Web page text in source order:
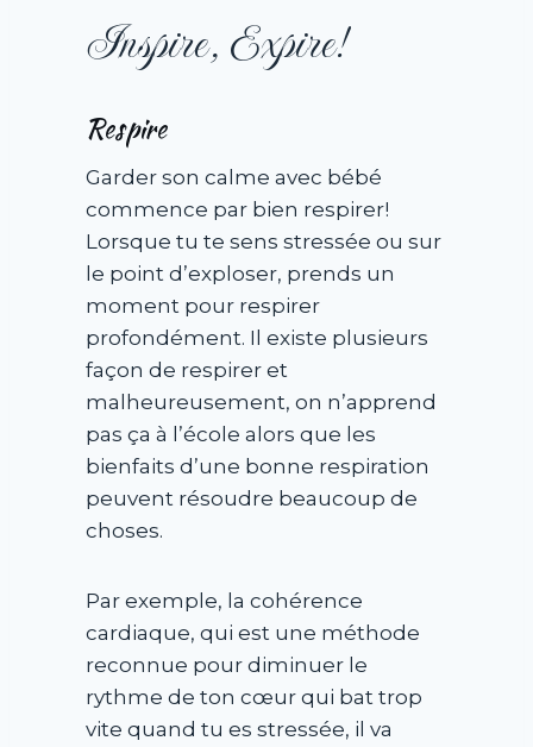
Inspire, Expire!
Respire
Garder son calme avec bébé
commence par bien respirer!
Lorsque tu te sens stressée ou sur
le point d’exploser, prends un
moment pour respirer
profondément. Il existe plusieurs
façon de respirer et
malheureusement, on n’apprend
pas ça à l’école alors que les
bienfaits d’une bonne respiration
peuvent résoudre beaucoup de
choses.
Par exemple, la cohérence
cardiaque, qui est une méthode
reconnue pour diminuer le
rythme de ton cœur qui bat trop
vite quand tu es stressée, il va